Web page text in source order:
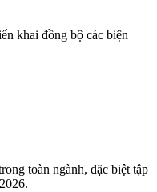
khai đồng bộ các biện
toàn ngành, đặc biệt tập